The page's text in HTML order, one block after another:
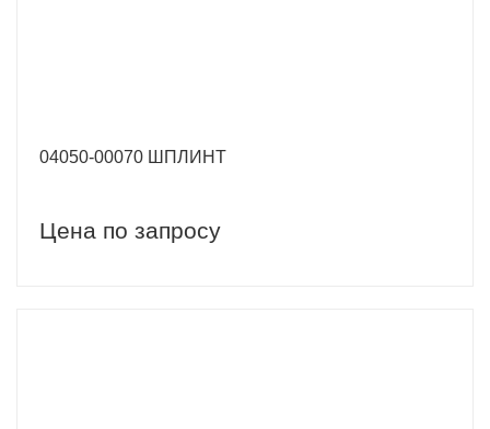
04050-00070 ШПЛИНТ
Цена по запросу